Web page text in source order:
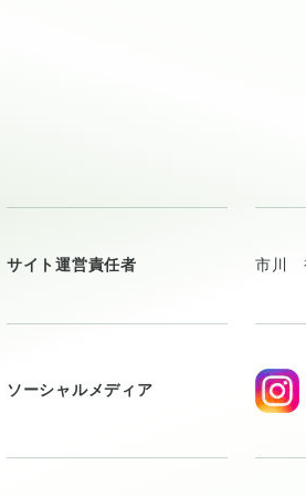
サイト運営責任者 市川
ソーシャルメディア